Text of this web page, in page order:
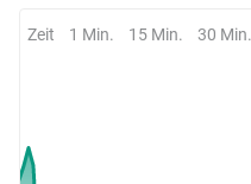
Zeit 1 Min. 15 Min. 30 Min.